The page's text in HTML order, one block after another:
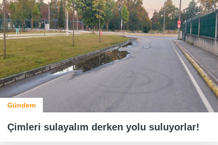
Gündem
Çimleri sulayalım derken yolu suluyorlar!